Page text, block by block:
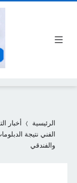
الرئيسية أخبار
الفني نتيجة
والفندقي